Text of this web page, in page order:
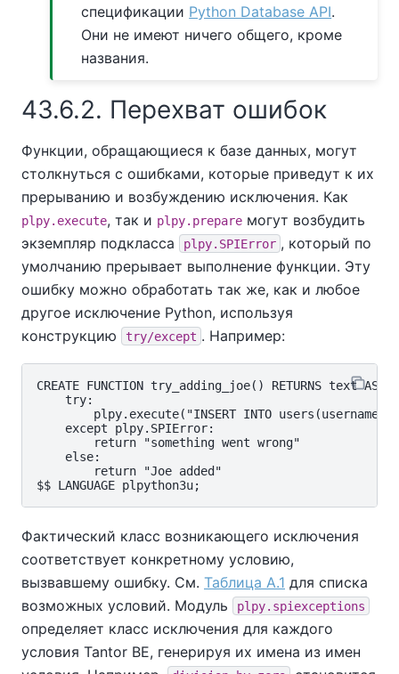
спецификации Python Database API.
Они не имеют ничего общего, кроме
названия.
43.6.2. Перехват ошибок
Функции, обращающиеся к базе данных, могут
столкнуться с ошибками, которые приведут к их
прерыванию и возбуждению исключения. Как
plpy.execute, так и plpy.prepare могут возбудить
экземпляр подкласса
plpy.SPIError , который по
умолчанию прерывает выполнение функции. Эту
ошибку можно обработать так же, как и любое
другое исключение Python, используя
конструкцию
try/except . Например:
CREATE FUNCTION try_adding_joe() RETURNS text AS $$
    try:
plpy.execute("INSERT INTO users(username)
    except plpy.SPIError:
        return "something went wrong"
    else:
        return "Joe added"
Фактический класс возникающего исключения
соответствует конкретному условию,
вызвавшему ошибку. См. Таблица A.1 для списка
возможных условий. Модуль
plpy.spiexceptions
определяет класс исключения для каждого
условия Tantor BE, генерируя их имена из имен